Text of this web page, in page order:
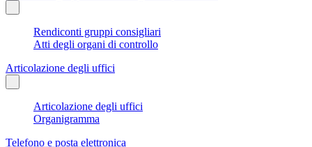
Rendiconti gruppi consigliari
Atti degli organi di controllo
Articolazione degli uffici
Articolazione degli uffici
Organigramma
Telefono e posta elettronica